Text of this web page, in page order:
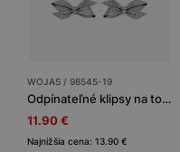
WOJAS / 98545-19
Odpínateľné klipsy na topánky v podobe strieborných mašličiek so zirkónmi
11.90 €
Najnižšia cena: 13.90 €